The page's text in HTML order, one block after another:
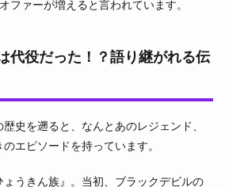
ファーが増えると言われています。
代役だった！？語り継がれる伝
史を遡ると、なんとあのレジェンド、
エピソードを持っています。
うきん族』。当初、ブラックデビルの